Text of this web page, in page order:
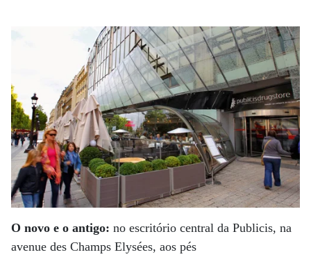
O novo e o antigo: no escritório central da Publicis, na
avenue des Champs Elysées, aos pés